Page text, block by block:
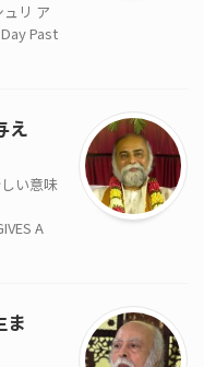
リ ア
Past
え
い意味
A
ま